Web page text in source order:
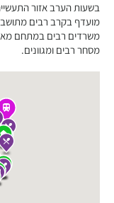
בשעות הערב אזור
מועדף בקרב רבים
משרדים רבים במתחם
מסחר רבים ומגוונים.